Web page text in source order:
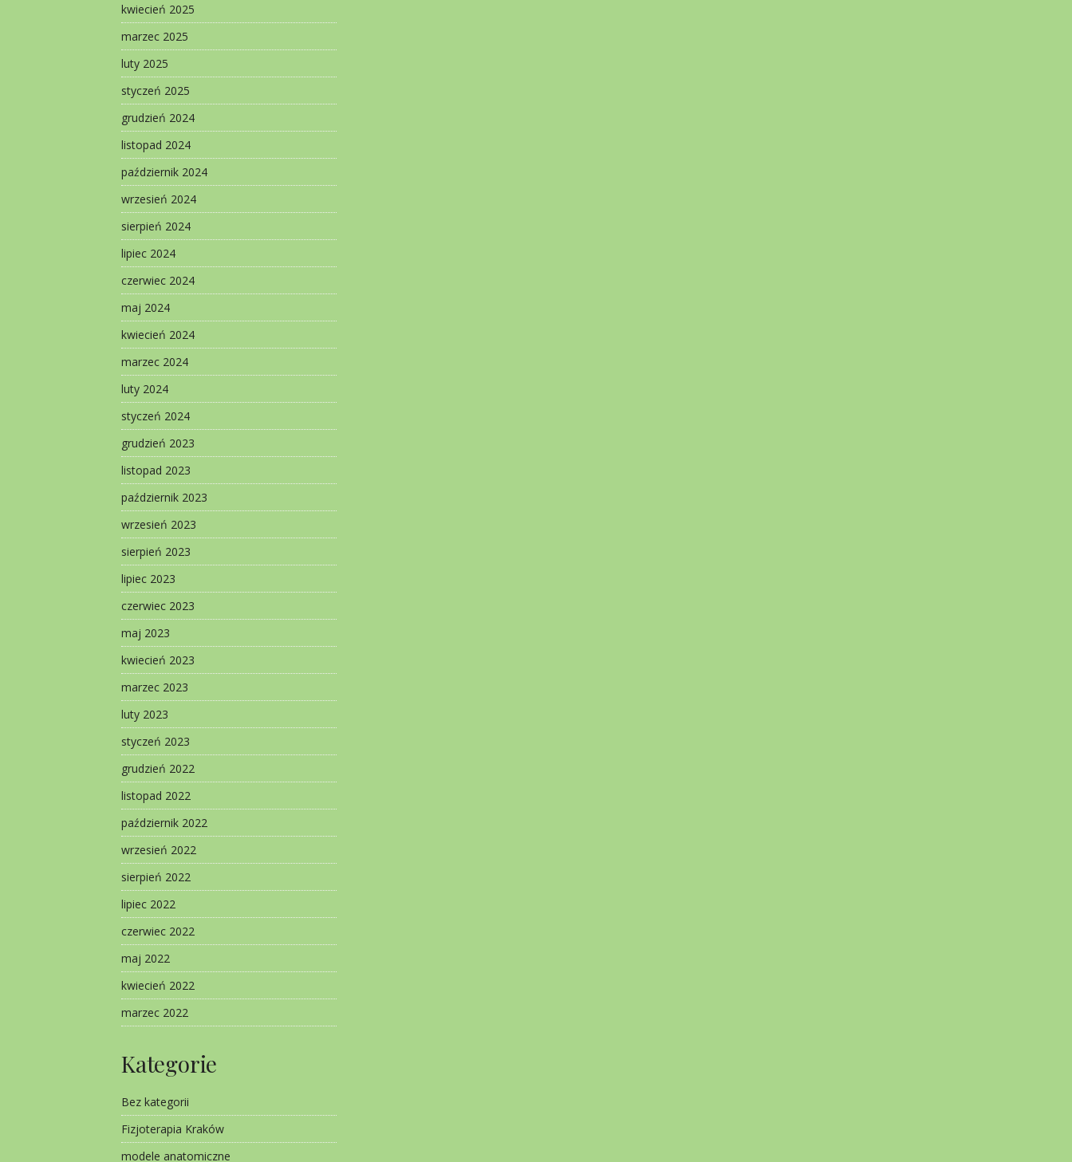
kwiecień 2025
marzec 2025
luty 2025
styczeń 2025
grudzień 2024
listopad 2024
październik 2024
wrzesień 2024
sierpień 2024
lipiec 2024
czerwiec 2024
maj 2024
kwiecień 2024
marzec 2024
luty 2024
styczeń 2024
grudzień 2023
listopad 2023
październik 2023
wrzesień 2023
sierpień 2023
lipiec 2023
czerwiec 2023
maj 2023
kwiecień 2023
marzec 2023
luty 2023
styczeń 2023
grudzień 2022
listopad 2022
październik 2022
wrzesień 2022
sierpień 2022
lipiec 2022
czerwiec 2022
maj 2022
kwiecień 2022
marzec 2022
Kategorie
Bez kategorii
Fizjoterapia Kraków
modele anatomiczne